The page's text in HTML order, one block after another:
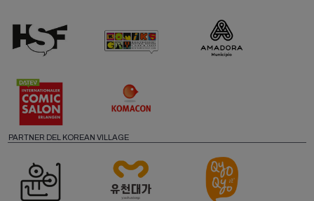
PARTNER DEL KOREAN VILLAGE